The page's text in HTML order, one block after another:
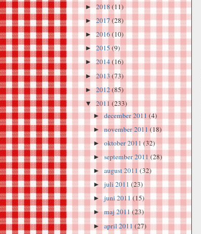
►2018(11)
►2017(28)
►2016(10)
► 2015(9)
►2014(16)
►2013(73)
►2012(85)
▼ 2011(233)
►december 2011(4)
►november 2011(18)
►oktober 2011(32)
►september 2011(28)
►august 2011(32)
►juli 2011(23)
►juni 2011(15)
►maj 2011(23)
►april 2011(27)